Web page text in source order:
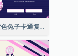
粉色和紫色兔子卡通复活节证书